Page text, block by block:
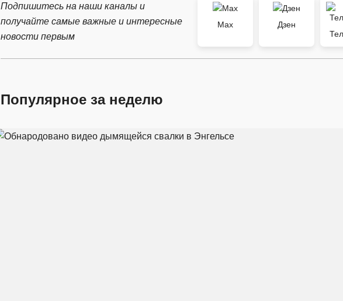
Подпишитесь на наши каналы и
получайте самые важные и интересные
новости первым
Max
Дзен
Популярное за неделю